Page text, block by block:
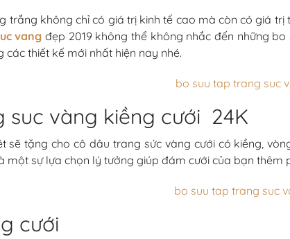
trắng không chỉ có giá trị kinh tế cao mà còn có giá
vang đẹp 2019 không thể không nhắc đến những
thiết kế mới nhất hiện nay nhé.
suc vàng kiềng cưới 24K
sẽ tặng cho cô dâu trang sức vàng cưới có kiềng,
một sự lựa chọn lý tưởng giúp đám cưới của bạn thêm
cưới